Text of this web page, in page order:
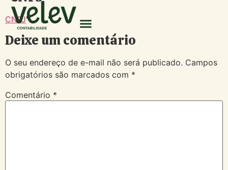
CNPJ
Deixe um comentário
O seu endereço de e-mail não será publicado. Campos
obrigatórios são marcados com *
Comentário *